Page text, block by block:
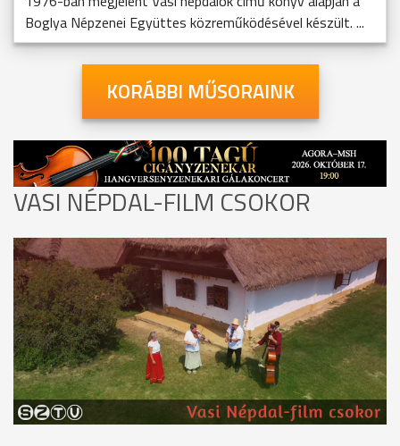
Boglya Népzenei Együttes közreműködésével készült. ...
KORÁBBI MŰSORAINK
VASI NÉPDAL-FILM CSOKOR